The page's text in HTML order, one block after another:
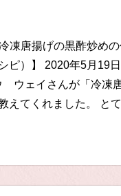
冷凍唐揚げの黒酢炒め
ピ）】 2020年5月19
ウェイさんが「冷凍
えてくれました。 と